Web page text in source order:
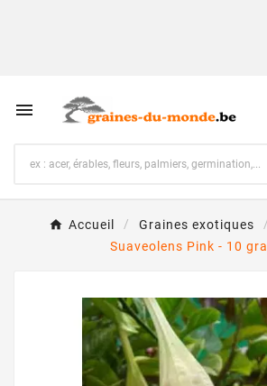

Accueil Graines exotiques
Suaveolens Pink - 10